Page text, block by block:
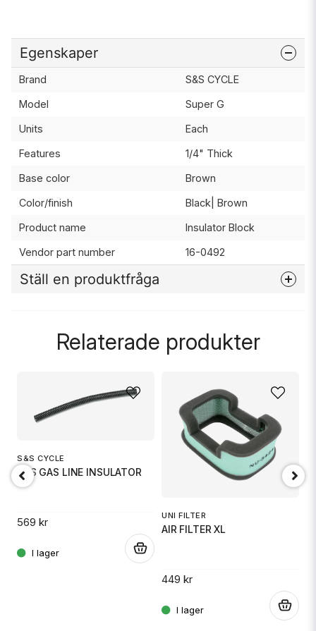
Egenskaper
Brand S&S CYCLE
Model Super G
Units Each
Features 1/4" Thick
Base color Brown
Color/finish Black| Brown
Product name Insulator Block
Vendor part number 16-0492
Ställ en produktfråga
Ja, ni får publicera min fråga
Relaterade produkter
S&S CYCLE
S&S GAS LINE INSULATOR
569 kr UNI FILTER
AIR FILTER XL
449 kr